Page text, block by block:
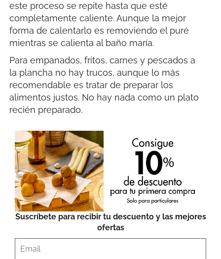
este proceso se repite hasta que esté
completamente caliente. Aunque la mejor
forma de calentarlo es removiendo el puré
mientras se calienta al baño maría.
Para empanados, fritos, carnes y pescados a
la plancha no hay trucos, aunque lo más
recomendable es tratar de preparar los
alimentos justos. No hay nada como un plato
recién preparado.
Suscríbete para recibir tu descuento y las mejores
ofertas